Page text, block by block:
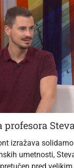
profesora
izražava
umetnosti,